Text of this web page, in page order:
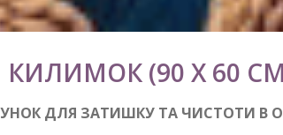
(90 Х 60
ДЛЯ ЗАТИШКУ ТА ЧИСТОТИ В